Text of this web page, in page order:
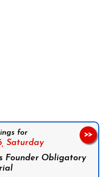
for
Saturday
Founder Obligatory
>>